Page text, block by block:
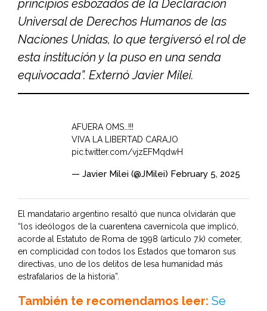
principios esbozados de la Declaración
Universal de Derechos Humanos de las
Naciones Unidas, lo que tergiversó el rol de
esta institución y la puso en una senda
equivocada”. Externó Javier Milei.
AFUERA OMS…!!!
VIVA LA LIBERTAD CARAJO
pic.twitter.com/vjzEFMqdwH
— Javier Milei (@JMilei) February 5, 2025
El mandatario argentino resaltó que nunca olvidarán que
“los ideólogos de la cuarentena cavernícola que implicó,
acorde al Estatuto de Roma de 1998 (artículo 7.k) cometer,
en complicidad con todos los Estados que tomaron sus
directivas, uno de los delitos de lesa humanidad más
estrafalarios de la historia”.
También te recomendamos leer: Se